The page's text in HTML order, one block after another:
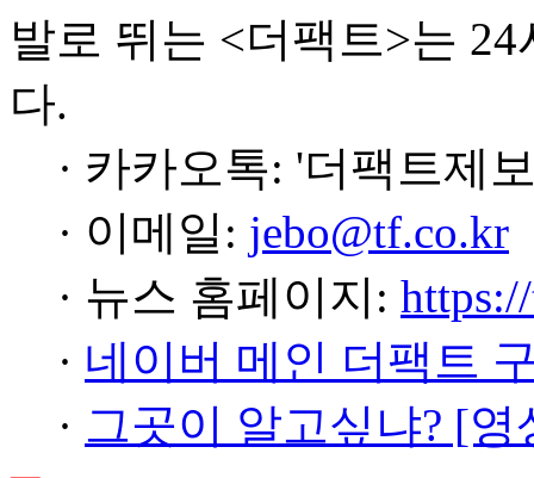
발로 뛰는 <더팩트>는
다.
· 카카오톡: '더팩트제
· 이메일: jebo@tf.co.kr
· 뉴스 홈페이지:
· 네이버 메인 더팩트
· 그곳이 알고싶냐? [